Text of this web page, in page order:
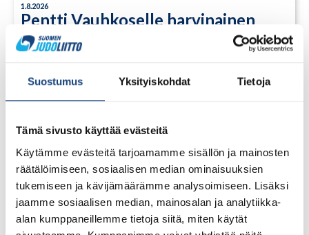
Suostumus Yksityiskohdat Tietoja
Tämä sivusto käyttää evästeitä
Käytämme evästeitä tarjoamamme sisällön ja mainosten
räätälöimiseen, sosiaalisen median ominaisuuksien
tukemiseen ja kävijämäärämme analysoimiseen. Lisäksi
jaamme sosiaalisen median, mainosalan ja analytiikka-
alan kumppaneillemme tietoja siitä, miten käytät
1.8.2026
Pentti Vauhkoselle harvinainen
huomionosoitus